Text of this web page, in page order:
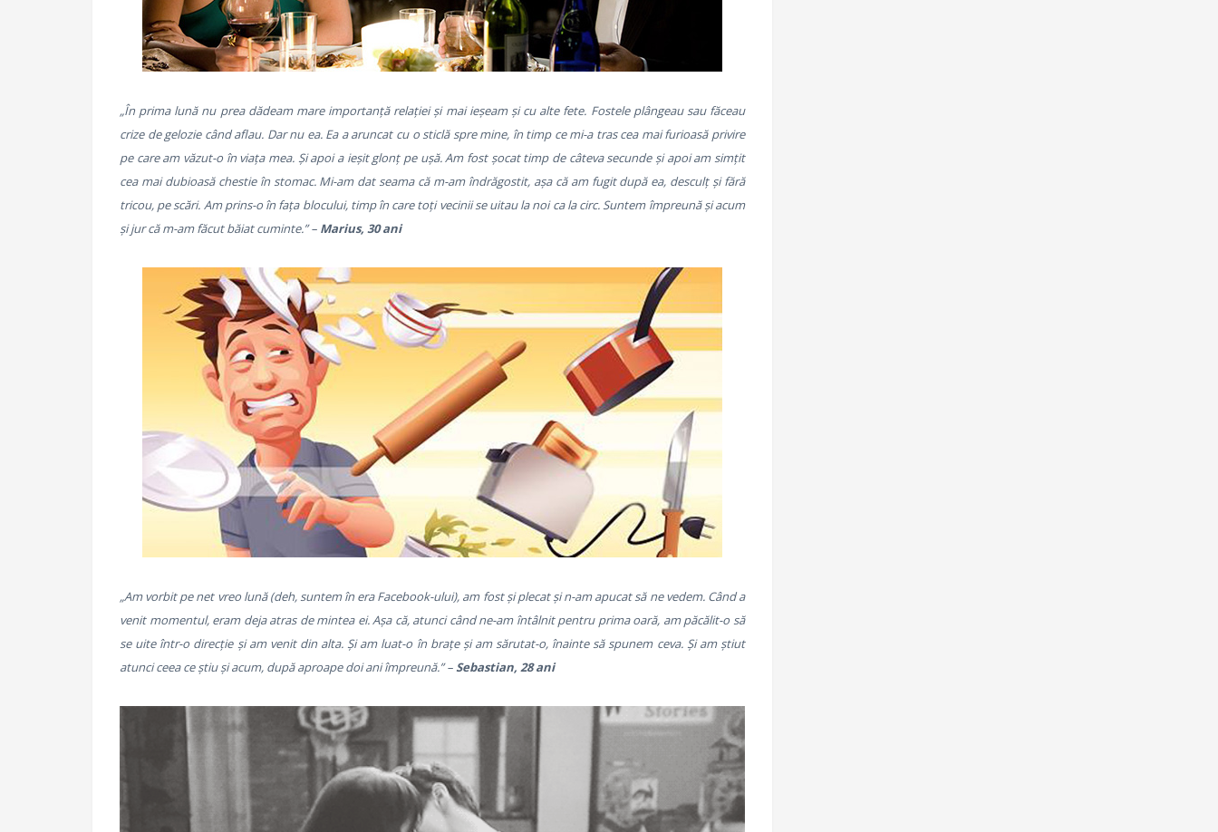
„În prima lună nu prea dădeam mare importanță relației și mai ieșeam și cu alte fete. Fostele plângeau sau făceau
crize de gelozie când aflau. Dar nu ea. Ea a aruncat cu o sticlă spre mine, în timp ce mi-a tras cea mai furioasă privire
pe care am văzut-o în viața mea. Și apoi a ieșit glonț pe ușă. Am fost șocat timp de câteva secunde și apoi am simțit
cea mai dubioasă chestie în stomac. Mi-am dat seama că m-am îndrăgostit, așa că am fugit după ea, desculț și fără
tricou, pe scări. Am prins-o în fața blocului, timp în care toți vecinii se uitau la noi ca la circ. Suntem împreună și acum
și jur că m-am făcut băiat cuminte.” – Marius, 30 ani
„Am vorbit pe net vreo lună (deh, suntem în era Facebook-ului), am fost și plecat și n-am apucat să ne vedem. Când a
venit momentul, eram deja atras de mintea ei. Așa că, atunci când ne-am întâlnit pentru prima oară, am păcălit-o să
se uite într-o direcție și am venit din alta. Și am luat-o în brațe și am sărutat-o, înainte să spunem ceva. Și am știut
atunci ceea ce știu și acum, după aproape doi ani împreună.” –Sebastian, 28 ani